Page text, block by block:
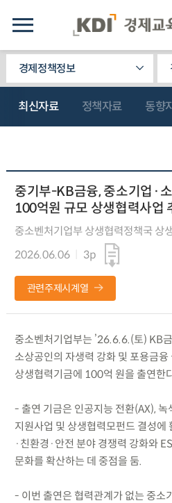
경제정책정보
최신자료 정책자료 동향
중기부-KB금융, 중소기업·
100억원 규모 상생협력사업
중소벤처기업부 상생협력정책국 상
2026.06.06
3p
관련주제시계열
중소벤처기업부는 ’26.6.6.(토) KB
소상공인의 자생력 강화 및 포용금
상생협력기금에 100억 원을 출연한
- 출연 기금은 인공지능 전환(AX), 녹
지원사업 및 상생협력모펀드 결성에
·친환경·안전 분야 경쟁력 강화와
문화를 확산하는 데 중점을 둠.
- 이번 출연은 협력관계가 없는 중소